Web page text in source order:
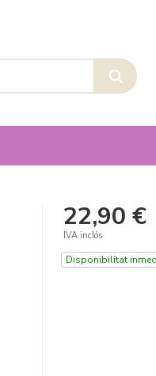
22,90 €
IVA inclós
Disponibilitat